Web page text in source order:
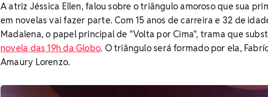
A atriz Jéssica Ellen, falou sobre o triângulo amoroso que sua
em novelas vai fazer parte. Com 15 anos de carreira e 32 de
Madalena, o papel principal de "Volta por Cima", trama que
novela das 19h da Globo. O triângulo será formado por ela,
Amaury Lorenzo.